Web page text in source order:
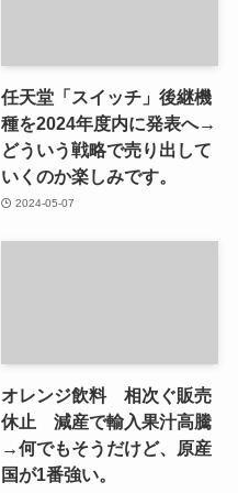
任天堂「スイッチ」後継機
種を2024年度内に発表へ→
どういう戦略で売り出して
いくのか楽しみです。
2024-05-07
オレンジ飲料 相次ぐ販売
休止 減産で輸入果汁高騰
→何でもそうだけど、原産
国が1番強い。